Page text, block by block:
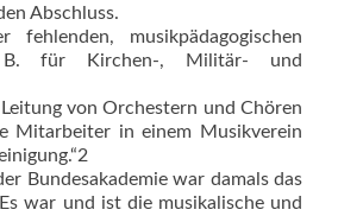
Abschluss.
fehlenden, musikpädagogischen
B. für Kirchen-, Militär- und
von Orchestern und Chören
Mitarbeiter in einem Musikverein
Bundesakademie war damals das
war und ist die musikalische und